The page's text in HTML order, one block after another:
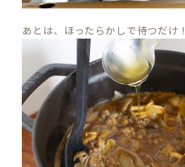
あとは、ほったらかしで待つだけ！